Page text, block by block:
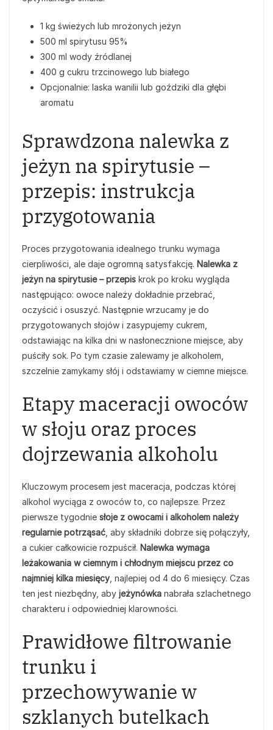
1 kg świeżych lub mrożonych jeżyn
500 ml spirytusu 95%
300 ml wody źródlanej
400 g cukru trzcinowego lub białego
Opcjonalnie: laska wanilii lub goździki dla głębi
aromatu
Sprawdzona nalewka z
jeżyn na spirytusie –
przepis: instrukcja
przygotowania
Proces przygotowania idealnego trunku wymaga
cierpliwości, ale daje ogromną satysfakcję. Nalewka z
jeżyn na spirytusie – przepis krok po kroku wygląda
następująco: owoce należy dokładnie przebrać,
oczyścić i osuszyć. Następnie wrzucamy je do
przygotowanych słojów i zasypujemy cukrem,
odstawiając na kilka dni w nasłonecznione miejsce, aby
puściły sok. Po tym czasie zalewamy je alkoholem,
szczelnie zamykamy słój i odstawiamy w ciemne miejsce.
Etapy maceracji owoców
w słoju oraz proces
dojrzewania alkoholu
Kluczowym procesem jest maceracja, podczas której
alkohol wyciąga z owoców to, co najlepsze. Przez
pierwsze tygodnie słoje z owocami i alkoholem należy
regularnie potrząsać , aby składniki dobrze się połączyły,
a cukier całkowicie rozpuścił. Nalewka wymaga
leżakowania w ciemnym i chłodnym miejscu przez co
najmniej kilka miesięcy , najlepiej od 4 do 6 miesięcy. Czas
ten jest niezbędny, aby jeżynówka nabrała szlachetnego
charakteru i odpowiedniej klarowności.
Prawidłowe filtrowanie
trunku i
przechowywanie w
szklanych butelkach